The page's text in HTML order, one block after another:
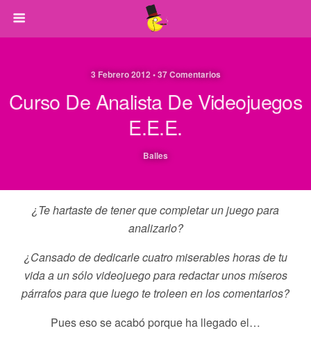
3 Febrero 2012 • 37 Comentarios
Curso De Analista De Videojuegos
E.E.E.
Balles
¿Te hartaste de tener que completar un juego para
analizarlo?
¿Cansado de dedicarle cuatro miserables horas de tu
vida a un sólo videojuego para redactar unos míseros
párrafos para que luego te troleen en los comentarios?
Pues eso se acabó porque ha llegado el…